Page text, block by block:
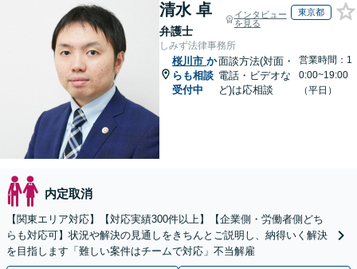
清水 卓
弁護士
インタビュー
を見る
東京都
しみず法律事務所
桜川市 か
らも相談
受付中
面談方法(対面・
電話・ビデオな
ど)は応相談
営業時間：1
0:00~19:00
（平日）
内定取消
【関東エリア対応】【対応実績300件以上】【企業側・労働者側どち
らも対応可】状況や解決の見通しをきちんとご説明し、納得いく解決
を目指します「難しい案件はチームで対応」不当解雇